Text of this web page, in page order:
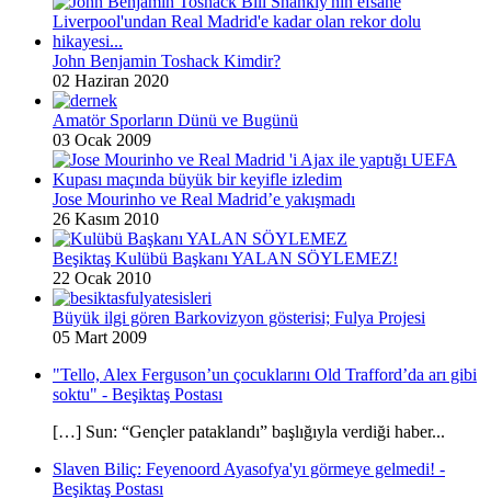
John Benjamin Toshack Kimdir?
02 Haziran 2020
Amatör Sporların Dünü ve Bugünü
03 Ocak 2009
Jose Mourinho ve Real Madrid’e yakışmadı
26 Kasım 2010
Beşiktaş Kulübü Başkanı YALAN SÖYLEMEZ!
22 Ocak 2010
Büyük ilgi gören Barkovizyon gösterisi; Fulya Projesi
05 Mart 2009
"Tello, Alex Ferguson’un çocuklarını Old Trafford’da arı gibi
soktu" - Beşiktaş Postası
[…] Sun: “Gençler pataklandı” başlığıyla verdiği haber...
Slaven Biliç: Feyenoord Ayasofya'yı görmeye gelmedi! -
Beşiktaş Postası